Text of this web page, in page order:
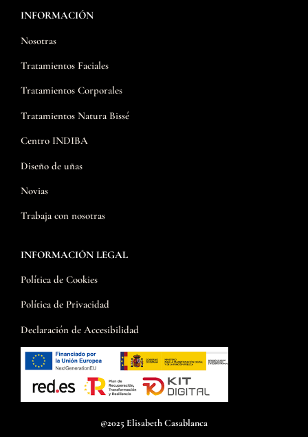
INFORMACIÓN
Nosotras
Tratamientos Faciales
Tratamientos Corporales
Tratamientos Natura Bissé
Centro INDIBA
Diseño de uñas
Novias
Trabaja con nosotras
INFORMACIÓN LEGAL
Política de Cookies
Política de Privacidad
Declaración de Accesibilidad
@2025 Elisabeth Casablanca